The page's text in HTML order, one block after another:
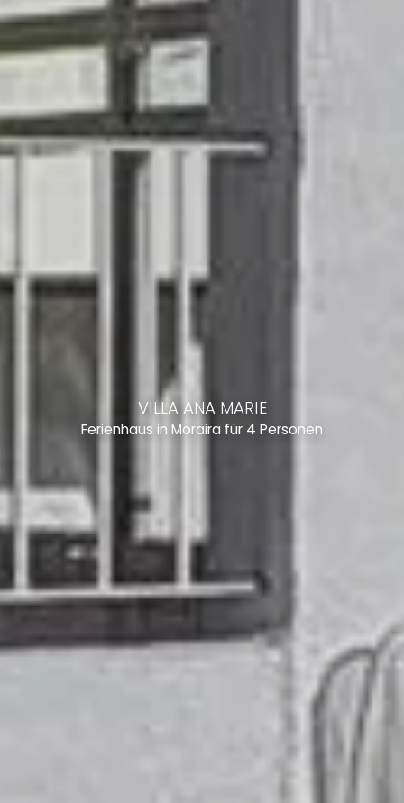
VILLA ANA MARIE
Ferienhaus in Moraira für 4 Personen